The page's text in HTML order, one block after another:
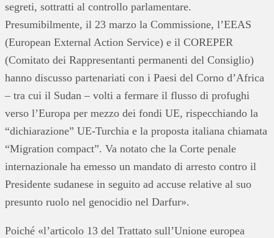
segreti, sottratti al controllo parlamentare.
Presumibilmente, il 23 marzo la Commissione, l’EEAS
(European External Action Service) e il COREPER
(Comitato dei Rappresentanti permanenti del Consiglio)
hanno discusso partenariati con i Paesi del Corno d’Africa
– tra cui il Sudan – volti a fermare il flusso di profughi
verso l’Europa per mezzo dei fondi UE, rispecchiando la
“dichiarazione” UE-Turchia e la proposta italiana chiamata
“Migration compact”. Va notato che la Corte penale
internazionale ha emesso un mandato di arresto contro il
Presidente sudanese in seguito ad accuse relative al suo
presunto ruolo nel genocidio nel Darfur».
Poiché «l’articolo 13 del Trattato sull’Unione europea